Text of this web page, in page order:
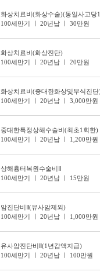
화상치료비(화상수술)(동일사고당
100세만기 ㅣ 20년납 ㅣ 30만원
화상치료비(화상진단)
100세만기 ㅣ 20년납 ㅣ 20만원
화상치료비(중대한화상및부식진단
100세만기 ㅣ 20년납 ㅣ 3,000만원
중대한특정상해수술비(최초1회한)
100세만기 ㅣ 20년납 ㅣ 1,200만원
상해흉터복원수술비Ⅱ
100세만기 ㅣ 20년납 ㅣ 15만원
암진단비Ⅱ(유사암제외)
100세만기 ㅣ 20년납 ㅣ 1,000만원
유사암진단비Ⅱ(1년감액지급)
100세만기 ㅣ 20년납 ㅣ 100만원